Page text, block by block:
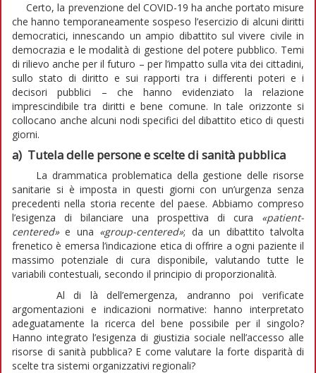
Certo, la prevenzione del COVID-19 ha anche portato misure
che hanno temporaneamente sospeso l’esercizio di alcuni diritti
democratici, innescando un ampio dibattito sul vivere civile in
democrazia e le modalità di gestione del potere pubblico. Temi
di rilievo anche per il futuro – per l’impatto sulla vita dei cittadini,
sullo stato di diritto e sui rapporti tra i differenti poteri e i
decisori pubblici – che hanno evidenziato la relazione
imprescindibile tra diritti e bene comune. In tale orizzonte si
collocano anche alcuni nodi specifici del dibattito etico di questi
giorni.
a) Tutela delle persone e scelte di sanità pubblica
La drammatica problematica della gestione delle risorse
sanitarie si è imposta in questi giorni con un’urgenza senza
precedenti nella storia recente del paese. Abbiamo compreso
l’esigenza di bilanciare una prospettiva di cura «patient-
centered»e una «group-centered»; da un dibattito talvolta
frenetico è emersa l’indicazione etica di offrire a ogni paziente il
massimo potenziale di cura disponibile, valutando tutte le
variabili contestuali, secondo il principio di proporzionalità.
Al di là dell’emergenza, andranno poi verificate
argomentazioni e indicazioni normative: hanno interpretato
adeguatamente la ricerca del bene possibile per il singolo?
Hanno integrato l’esigenza di giustizia sociale nell’accesso alle
risorse di sanità pubblica? E come valutare la forte disparità di
scelte tra sistemi organizzativi regionali?